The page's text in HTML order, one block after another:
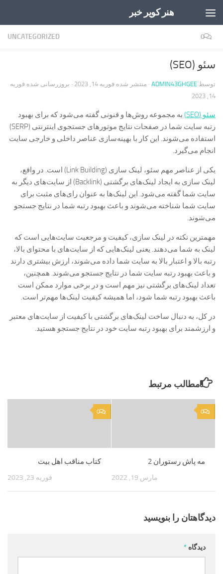
هنر کویر خبر
UNCATEGORIZED 0
سئو (SEO)
توسط ADMIN43GHGEE · منتشر شده فوریه 14, 2023 · بروزرسانی شده فوریه
14, 2023
سئو (SEO)
به مجموعه روش‌ها و فنونی گفته می‌شود که برای بهبود
رتبه سایت شما در صفحات نتایج موتورهای جستجوی اینترنتی (SERP)
استفاده می‌شوند. این کار با بهینه‌سازی عناصر داخلی و خارجی سایت
انجام می‌گیرد.
یکی از عناصر مهم سئو، لینک سازی (Link Building) است. در واقع،
لینک سازی به ایجاد لینک‌های برگشتی (Backlink) از سایت‌های دیگر به
سایت شما گفته می‌شود. این لینک‌ها به عنوان رای‌های مثبت برای
سایت شما شناخته می‌شوند و باعث بهبود رتبه شما در نتایج جستجو
می‌شوند.
مهمترین نکته در لینک سازی، کیفیت و مرجعیت سایت‌هایی است که
لینک به شما می‌دهند. یعنی لینک‌هایی که از سایت‌های با محتوای بالا،
رتبه بالا و اعتبار بالا به سایت شما داده می‌شوند، ارزش بیشتری دارند
و باعث بهبود رتبه سایت شما در نتایج جستجو می‌شوند. همچنین،
تعداد لینک‌های برگشتی نیز مهم است و در برخی موارد ممکن است
باعث بهبود رتبه شما شود، اما همیشه کیفیت لینک‌ها مهم‌تر است.
در کل، به دنبال ساخت لینک‌های برگشتی با کیفیت از سایت‌های معتبر
و ارزشمند برای بهبود رتبه سایت خود در نتایج جستجو هستید.
مطالب مرتبط
0
کتاب مناقب اهل بیت
فوریه 23, 2023
0
مه پاش رستوران 2
مارس 19, 2022
دیدگاهتان را بنویسید
دیدگاه *